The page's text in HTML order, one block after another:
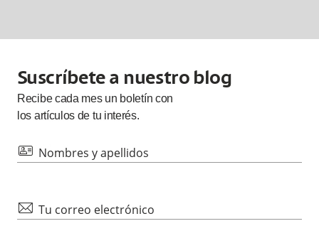
Suscríbete a nuestro blog
Recibe cada mesun boletín con
los artículos de tu interés.
id Nombres y apellidos
mail Tu correo electrónico